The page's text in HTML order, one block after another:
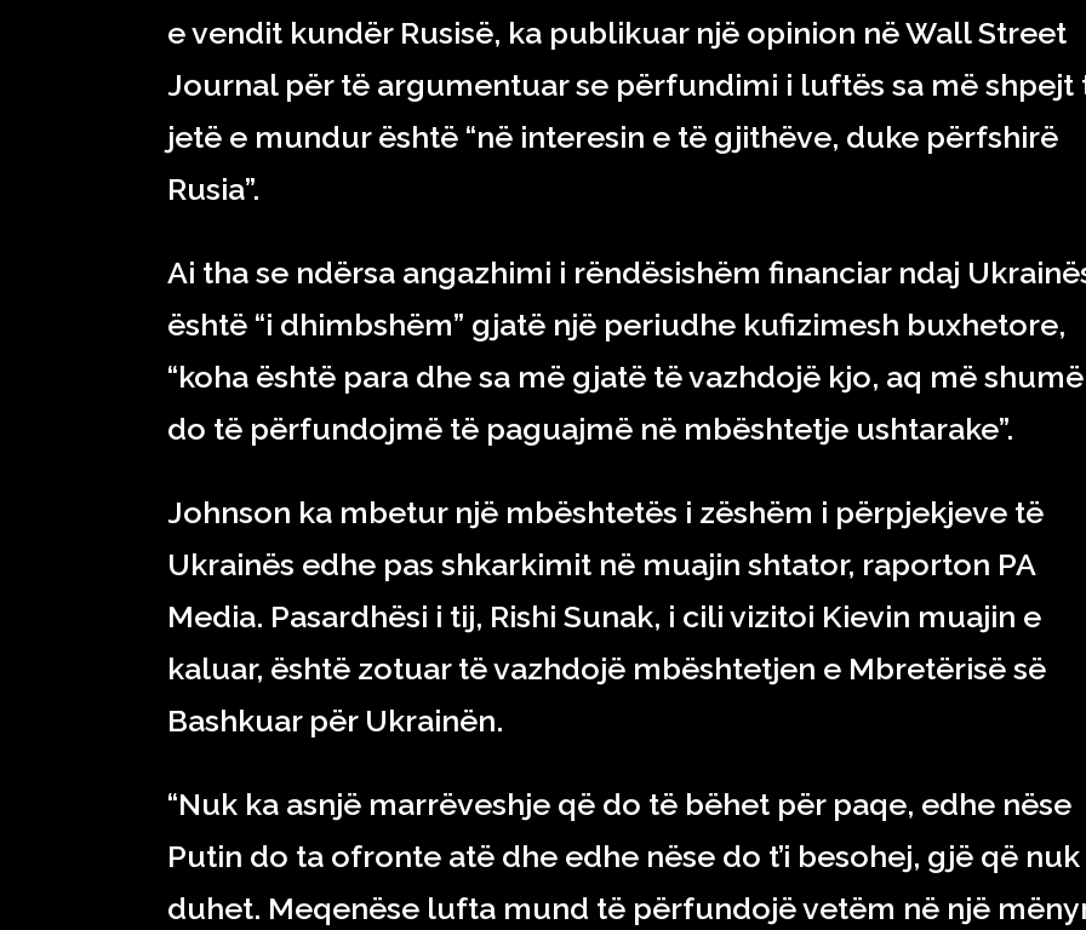
e vendit kundër Rusisë, ka publikuar një opinion në Wall Street
Journal për të argumentuar se përfundimi i luftës sa më shpejt
jetë e mundur është “në interesin e të gjithëve, duke përfshirë
Rusia”.
Ai tha se ndërsa angazhimi i rëndësishëm financiar ndaj
është “i dhimbshëm” gjatë një periudhe kufizimesh buxhetore,
“koha është para dhe sa më gjatë të vazhdojë kjo, aq më shumë
do të përfundojmë të paguajmë në mbështetje ushtarake”.
Johnson ka mbetur një mbështetës i zëshëm i përpjekjeve të
Ukrainës edhe pas shkarkimit në muajin shtator, raporton PA
Media. Pasardhësi i tij, Rishi Sunak, i cili vizitoi Kievin muajin e
kaluar, është zotuar të vazhdojë mbështetjen e Mbretërisë së
Bashkuar për Ukrainën.
“Nuk ka asnjë marrëveshje që do të bëhet për paqe, edhe nëse
Putin do ta ofronte atë dhe edhe nëse do t’i besohej, gjë që nuk
duhet. Meqenëse lufta mund të përfundojë vetëm në një